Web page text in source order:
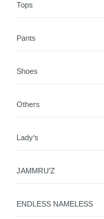
Tops
Pants
Shoes
Others
Lady's
JAMMRU'Z
ENDLESS NAMELESS